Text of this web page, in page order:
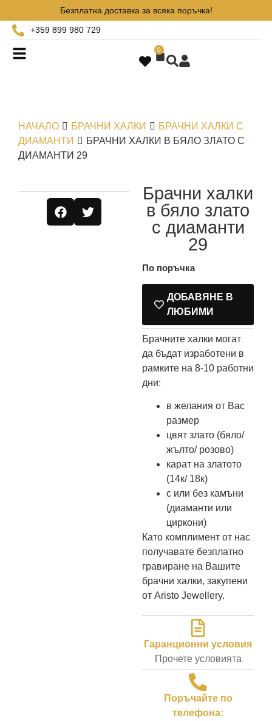
Безплатна доставка за всяка поръчка!
+359 899 980 729
0
НАЧАЛО БРАЧНИ ХАЛКИ
БРАЧНИ ХАЛКИ С
ДИАМАНТИ
БРАЧНИ ХАЛКИ В БЯЛО ЗЛАТО С
ДИАМАНТИ 29
Брачни халки
в бяло злато
с диаманти
29
По поръчка
ДОБАВЯНЕ В
ЛЮБИМИ
Брачните халки могат
да бъдат изработени в
рамките на 8-10 работни
дни:
в желания от Вас
размер
цвят злато (бяло/
жълто/ розово)
карат на златото
(14к/ 18к)
с или без камъни
(диаманти или
циркони)
Като комплимент от нас
получавате безплатно
гравиране на Вашите
брачни халки, закупени
от Aristo Jewellery.
Гаранционни условия
Прочете условията
Поръчайте по
телефона: